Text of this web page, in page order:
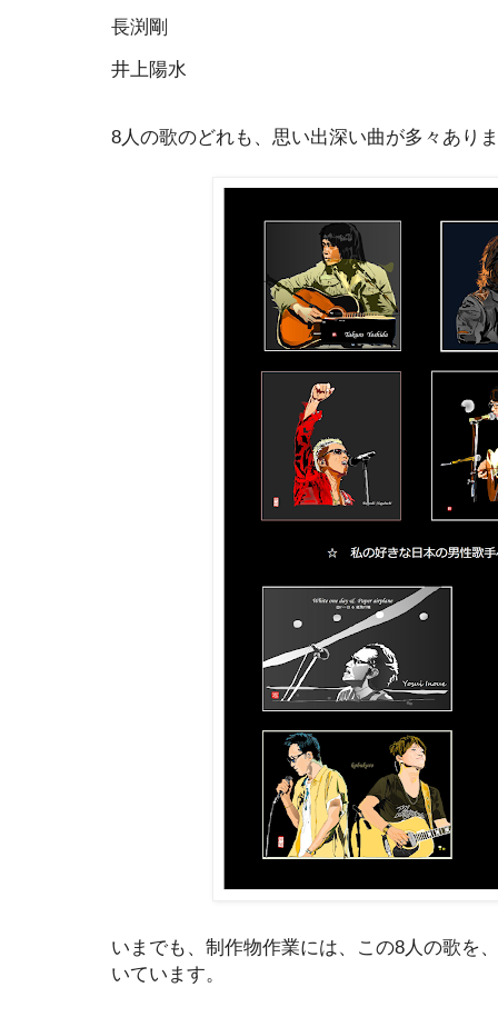
長渕剛
井上陽水
8人の歌のどれも、思い出深い曲が多々あり
いまでも、制作物作業には、この8人の歌を
いています。